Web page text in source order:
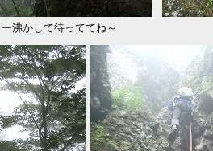
沸かして待っててね～